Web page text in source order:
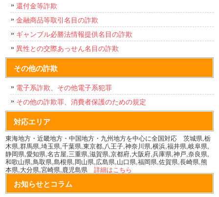
還付金等詐欺
金融商品等取引名目の詐欺
ギャンブル必勝法情報提供名目の詐欺
異性との交際あっせん名目の詐欺
その他の詐欺
電子系詐欺、その他電子系犯罪
その他の詐欺罪、消費者保護のための規定
対応エリア
東海地方・近畿地方・中国地方・九州地方を中心に全国対応 茨城県,栃
木県,群馬県,埼玉県,千葉県,東京都,八王子,神奈川県,横浜,福井県,岐阜県,
静岡県,愛知県,名古屋,三重県,滋賀県,京都府,大阪府,兵庫県,神戸,奈良県,
和歌山県,鳥取県,島根県,岡山県,広島県,山口県,福岡県,佐賀県,長崎県,熊
本県,大分県,宮崎県,鹿児島県詳細はこちら
お知らせとコラム